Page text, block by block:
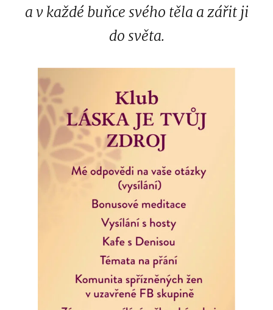
a v každé buňce svého těla a zářit ji
do světa.